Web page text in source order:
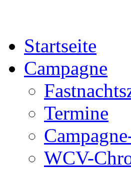
Startseite
Campagne
Termine
WCV-